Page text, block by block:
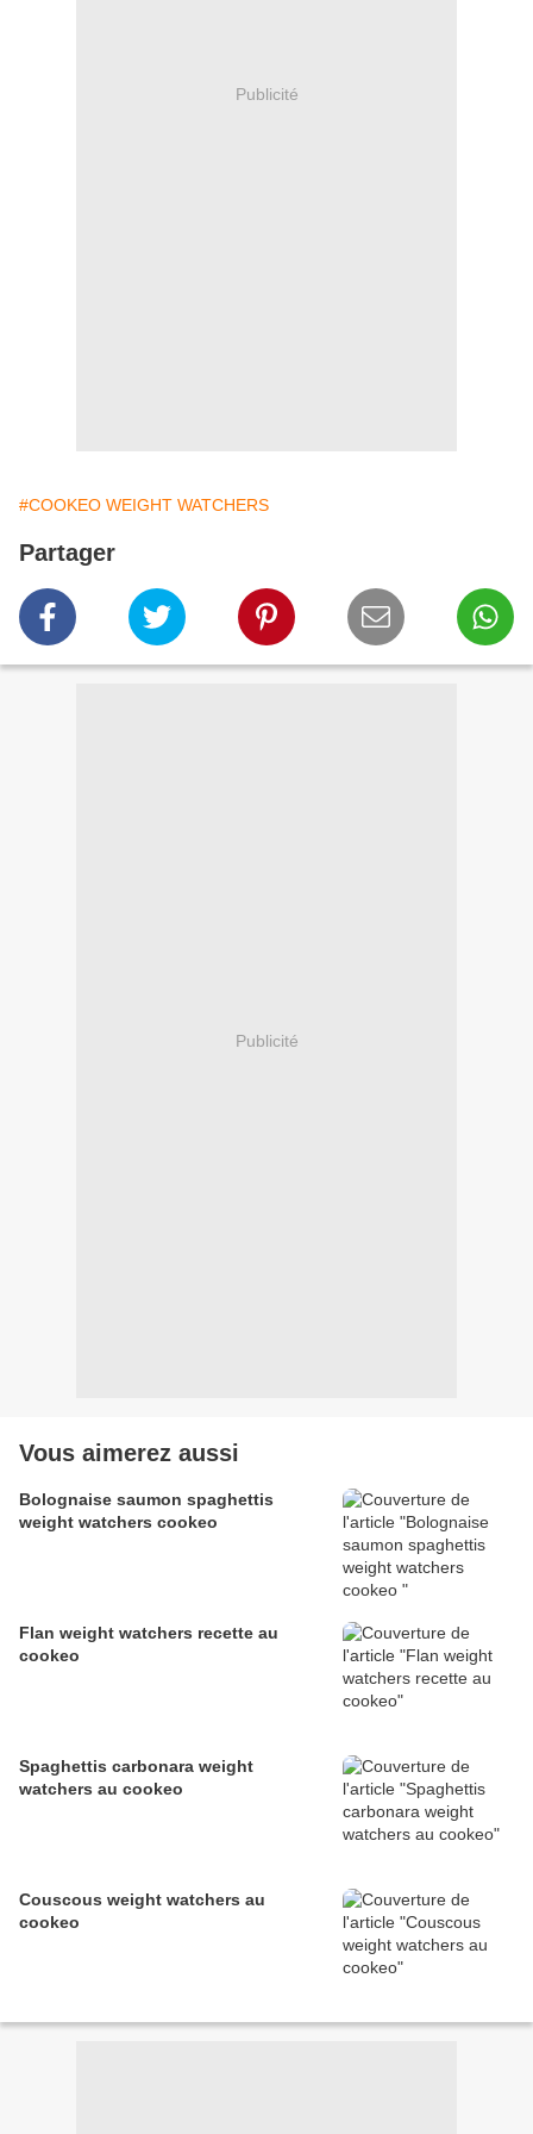
Publicité
#COOKEO WEIGHT WATCHERS
Partager
Publicité
Vous aimerez aussi
Bolognaise saumon spaghettis
weight watchers cookeo
Flan weight watchers recette au
cookeo
Spaghettis carbonara weight
watchers au cookeo
Couscous weight watchers au
cookeo